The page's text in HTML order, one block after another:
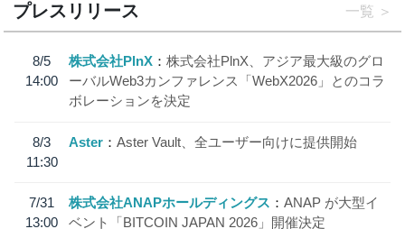
プレスリリース 一覧
8/5
14:00
株式会社PlnX
株式会社PlnX、アジア最大級のグロ
ーバルWeb3カンファレンス「WebX2026」とのコラ
ボレーションを決定
8/3
11:30
Aster Aster Vault、全ユーザー向けに提供開始
7/31
13:00
株式会社ANAPホールディングス
ANAP が大型イ
ベント「BITCOIN JAPAN 2026」開催決定